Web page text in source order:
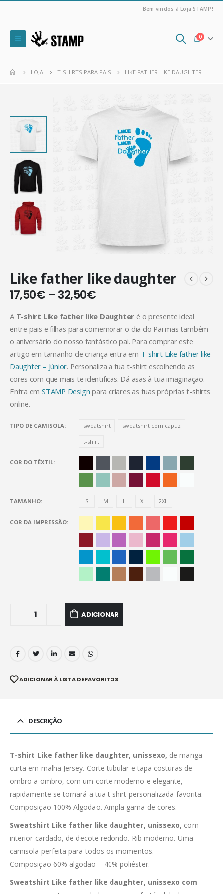
Bem vindos à Loja STAMP!
0
LOJA T-SHIRTS PARA PAIS LIKE FATHER LIKE DAUGHTER
Like father like daughter
17,50€ – 32,50€
A T-shirt Like father like Daughter é o presente ideal
entre pais e filhas para comemorar o dia do Pai mas também
o aniversário do nosso fantástico pai. Para comprar este
artigo em tamanho de criança entra em T-shirt Like father like
Daughter – Júnior. Personaliza a tua t-shirt escolhendo as
cores com que mais te identificas. Dá asas à tua imaginação.
Entra em STAMP Design para criares as tuas próprias t-shirts
online.
TIPO DE CAMISOLA sweatshirt sweatshirt com capuz
t-shirt
COR DO TÊXTIL
TAMANHO S M L XL 2XL
COR DA IMPRESSÃO
ADICIONAR
ADICIONAR À LISTA DE FAVORITOS
DESCRIÇÃO
T-shirt Like father like daughter, unissexo, de manga
curta em malha Jersey. Corte tubular e tapa costuras de
ombro a ombro, com um corte moderno e elegante,
rapidamente se tornará a tua t-shirt personalizada favorita.
Composição 100% Algodão. Ampla gama de cores.
Sweatshirt Like father like daughter, unissexo, com
interior cardado, de decote redondo. Rib moderno. Uma
camisola perfeita para todos os momentos.
Composição 60% algodão – 40% poliéster.
Sweatshirt Like father like daughter, unissexo com